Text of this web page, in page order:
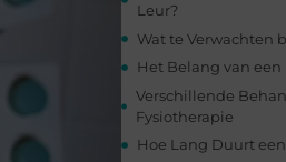
Leur?
Wat te Verwachten
Het Belang van
Verschillende
Fysiotherapie
Hoe Lang Duurt